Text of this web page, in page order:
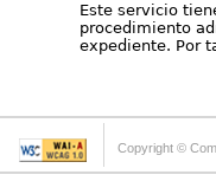
Este servicio
procedimiento
expediente. Por
Copyright ©